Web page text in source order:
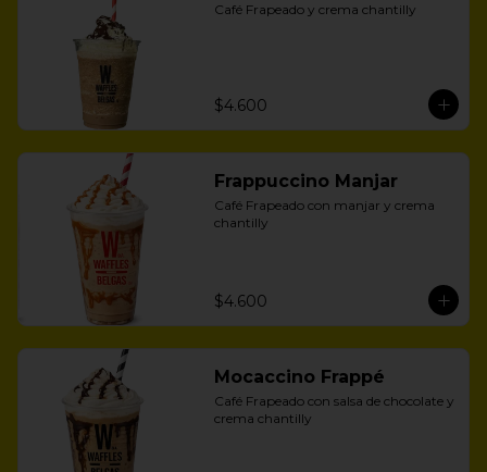
Café Frapeado y crema chantilly
$4.600
Frappuccino Manjar
Café Frapeado con manjar y crema
chantilly
$4.600
Mocaccino Frappé
Café Frapeado con salsa de chocolate y
crema chantilly